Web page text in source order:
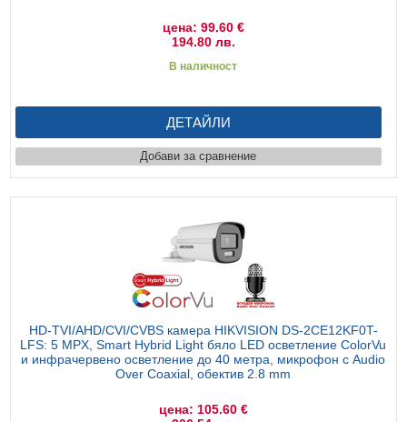
цена: 99.60 €
194.80 лв.
В наличност
ДЕТАЙЛИ
Добави за сравнение
HD-TVI/AHD/CVI/CVBS камера HIKVISION DS-2CE12KF0T-
LFS: 5 MPX, Smart Hybrid Light бяло LED осветление ColorVu
и инфрачервено осветление до 40 метра, микрофон с Audio
Over Coaxial, обектив 2.8 mm
цена: 105.60 €